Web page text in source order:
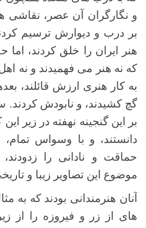
و نگارگران آن عصر، نقاشی
بر درب و دیوارش ترسیم
هنر ایران را خلق کردند،
که نه هنر می فهمیدند و نه
به کار هنری ارزش قائلند،
گچ کشیدند، و نابودش کردند.
بر این گنجینه نهفته در زیر
دانستند، و با وسواس تمام،
حماقت و نادانی را زدودند،
موضوع این تصاویر زیبا و
آنان هنرمندانی بودند که به
های از زر و فیروزه را از